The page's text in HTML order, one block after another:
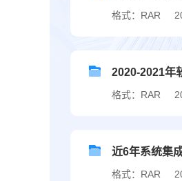
格式：RAR
2020-2021年
格式：RAR
近6年系统集
格式：RAR